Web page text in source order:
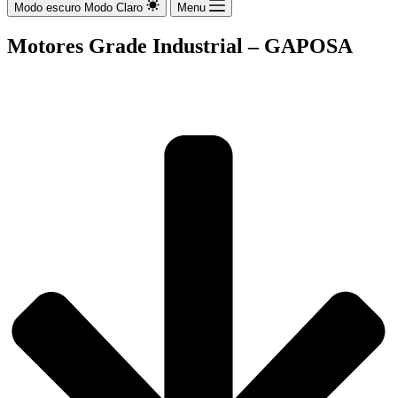
Modo escuro Modo Claro Menu
Motores Grade Industrial – GAPOSA